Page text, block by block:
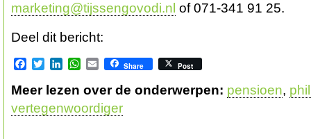
marketing@tijssengovodi.nl of 071-341 91 25.
Deel dit bericht:
Facebook
TwitterLinkedInWhatsApp
EmailShare Post
Meer lezen over de onderwerpen: pensioen,
vertegenwoordiger